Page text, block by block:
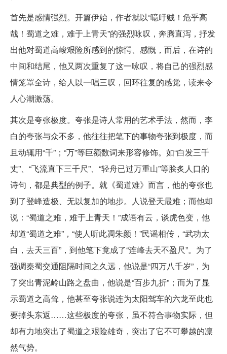
首先是感情强烈。开篇伊始，作者就以“噫吁贼！危乎高
哉！蜀道之难，难于上青天”的强烈咏叹，奔腾直泻，抒发
出他对蜀道高峻艰险所感到的惊愕、感慨，而后，在诗的
中间和结尾，他又两次重复了这一咏叹，将自己的强烈感
情笼罩全诗，给人以一唱三叹，回环往复的感觉，读来令
人心潮激荡。
其次是夸张极度。夸张是诗人常用的艺术手法，然而，李
白的夸张与众不多，他往往把笔下的事物夸张到极度，而
且动辄用“千”；“万”等巨额数词来形容修饰。如“白发三千
丈”、“飞流直下三千尺”、“轻舟已过万重山”等脍炙人口的
诗句，都是典型的例子。就《蜀道难》而言，他的夸张也
到了登峰造极、无以复加的地步。人说登天最难；而他却
说：“蜀道之难，难于上青天！”成语有云，谈虎色变，他
却道“蜀道之难”，“使人听此凋朱颜！”民谣相传，“武功太
白，去天三百”，到他笔下竟成了“连峰去天不盈尺”。为了
强调秦蜀交通阻隔时间之久远，他说是“四万八千岁”，为
了突出青泥岭山路之盘曲，他说是“百步九折”；而为了显
示蜀道之高耸，他甚至夸张说连为太阳驾车的六龙至此也
要掉头东返……这些极度的夸张，虽不符合事物实际，但
却有力地突出了蜀道之艰险雄奇，突出了它不可攀越的凛
然气势。